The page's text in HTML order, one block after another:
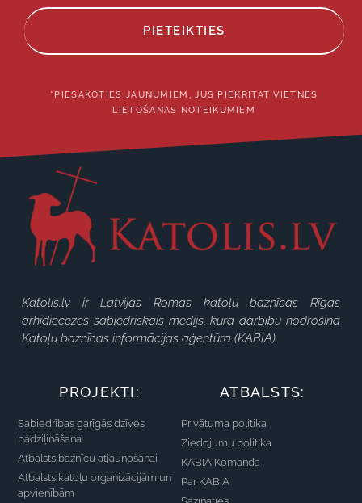
PIETEIKTIES
*PIESAKOTIES JAUNUMIEM, JŪS PIEKRĪTAT VIETNES
LIETOŠANAS NOTEIKUMIEM
Katolis.lv ir Latvijas Romas katoļu baznīcas Rīgas
arhidiecēzes sabiedriskais medijs, kura darbību nodrošina
Katoļu baznīcas informācijas aģentūra (KABIA).
PROJEKTI:
Sabiedrības garīgās dzīves
padziļināšana
Atbalsts baznīcu atjaunošanai
Atbalsts katoļu organizācijām un
apvienībām
ATBALSTS:
Privātuma politika
Ziedojumu politika
KABIA Komanda
Par KABIA